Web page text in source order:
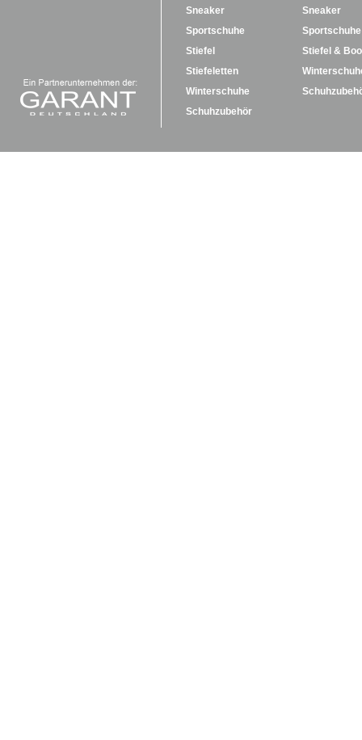
Sneaker
Sportschuhe
Stiefel
Stiefeletten
Winterschuhe
Schuhzubehör
Sneaker
Sportschuhe
Stiefel &